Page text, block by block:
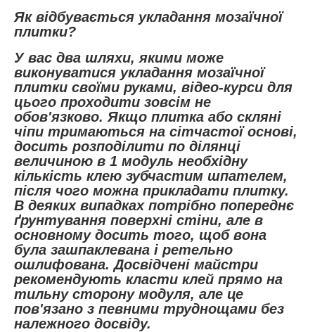
Як відбувається укладання мозаїчної
плитки?
У вас два шляхи, якими може
виконуватися укладання мозаїчної
плитки своїми руками, відео-курси для
цього проходити зовсім не
обов'язково. Якщо плитка або скляні
чіпи тримаються на сітчастої основі,
досить розподілити по ділянці
величиною в 1 модуль необхідну
кількість клею зубчастим шпателем,
після чого можна прикладати плитку.
В деяких випадках потрібно попереднє
ґрунтування поверхні стіни, але в
основному досить того, щоб вона
була зашпаклевана і ретельно
ошлифована. Досвідчені майстри
рекомендують класти клей прямо на
тильну сторону модуля, але це
пов'язано з певними труднощами без
належного досвіду.